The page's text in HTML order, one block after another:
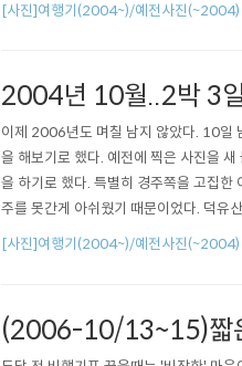
[사진]여행기(2004~)/예전사진(~2004)
2004년 10월..2박 3
이제 2006년도 며칠 남지 않았다. 10일
을 해보기로 했다. 예전에 찍은 사진을
을 하기로 했다. 특별히 경주쪽을 고집한
주를 못간게 아쉬웠기 때문이었다. 덕유
[사진]여행기(2004~)/예전사진(~2004)
(2006-10/13~15)짧